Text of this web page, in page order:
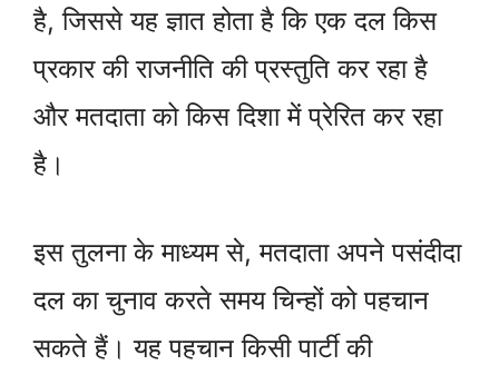
है, जिससे यह ज्ञात होता है कि एक दल किस
प्रकार की राजनीति की प्रस्तुति कर रहा है
और मतदाता को किस दिशा में प्रेरित कर रहा
है।
इस तुलना के माध्यम से, मतदाता अपने पसंदीदा
दल का चुनाव करते समय चिन्हों को पहचान
सकते हैं। यह पहचान किसी पार्टी की